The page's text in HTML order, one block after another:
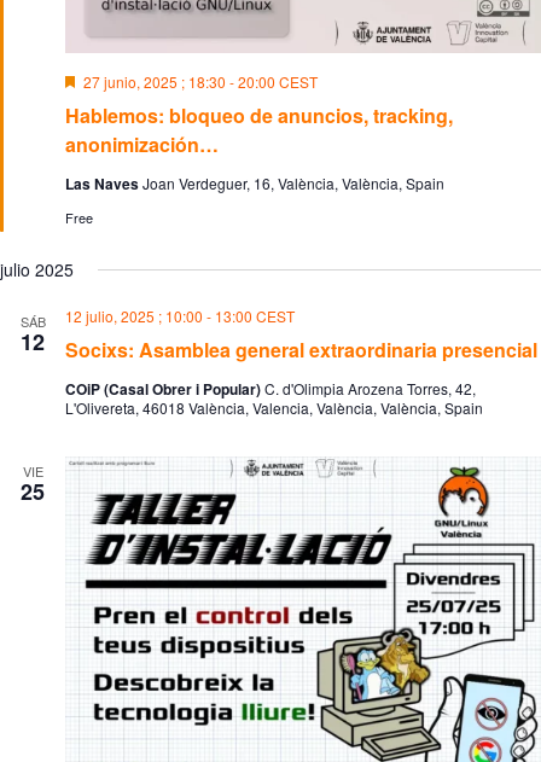
Hablemos: bloqueo de anuncios, tracking,
anonimización…
D
s
t
a
c
a
d
27 junio, 2025 ; 18:30 -20:00 CEST
Las NavesJoan Verdeguer, 16, València, València, Spain
Free
julio 2025
SÁB
12 Socixs: Asamblea general extraordinaria presencial
12 julio, 2025 ; 10:00 - 13:00 CEST
COiP (Casal Obrer i Popular)C. d'Olimpia Arozena Torres, 42,
L'Olivereta, 46018 València, Valencia, València, València, Spain
VIE
25